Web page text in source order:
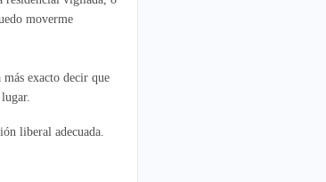
moverme
exacto decir que
liberal adecuada.